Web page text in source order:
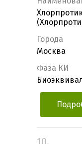
Города
Москва
Фаза КИ